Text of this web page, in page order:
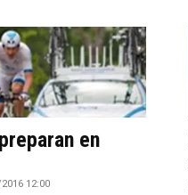
en
12:00